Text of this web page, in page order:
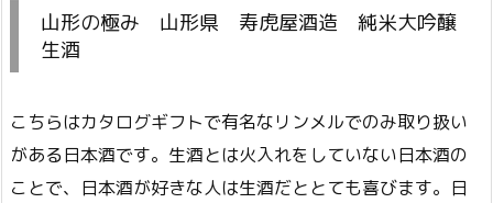
山形の極み 山形県 寿虎屋酒造 純米大吟醸
生酒
こちらはカタログギフトで有名なリンメルでのみ取り扱い
がある日本酒です。生酒とは火入れをしていない日本酒の
ことで、日本酒が好きな人は生酒だととても喜びます。日